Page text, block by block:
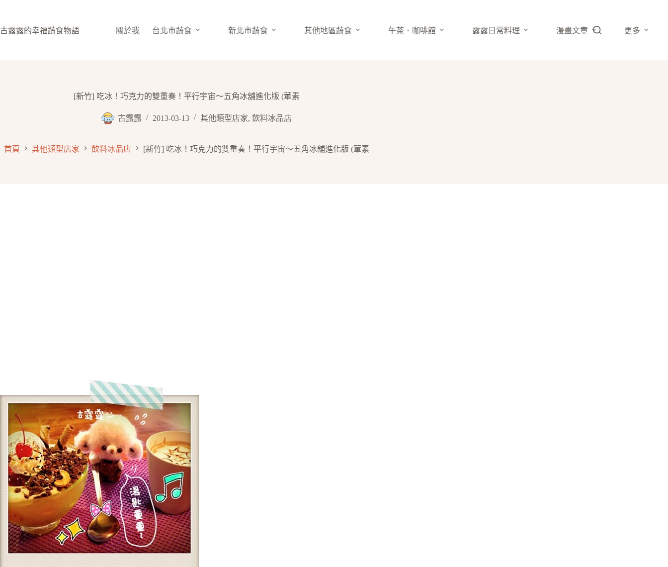
主
古露露的幸福蔬食物語 關於我 台北市蔬食 新北市蔬食 其他地區蔬食 午茶．咖啡館 露露日常料理 漫畫文章 更多
[新竹] 吃冰！巧克力的雙重奏！平行宇宙～五角冰舖進化版 (葷素
古露露 2013-03-13 其他類型店家, 飲料冰品店
首頁 其他類型店家 飲料冰品店 [新竹] 吃冰！巧克力的雙重奏！平行宇宙～五角冰舖進化版 (葷素